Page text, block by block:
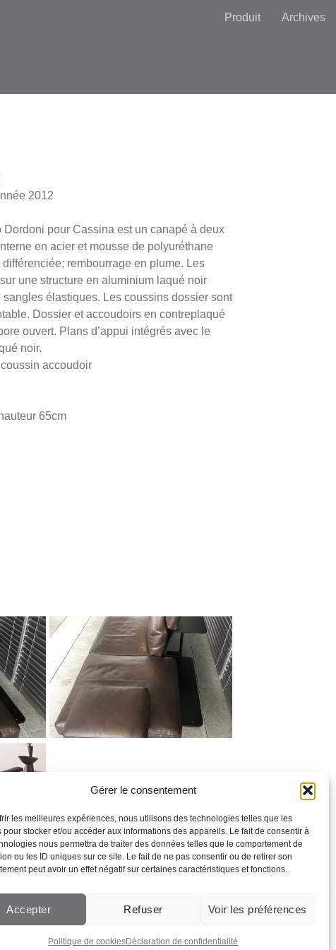
Gérer le consentement
les meilleures expériences, nous utilisons des technologies telles que les
pour stocker et/ou accéder aux informations des appareils. Le fait de consentir à
nous permettra de traiter des données telles que le comportement de
ou les ID uniques sur ce site. Le fait de ne pas consentir ou de retirer son
peut avoir un effet négatif sur certaines caractéristiques et fonctions.
Accepter Refuser Voir les préférences
Politique de cookiesDéclaration de confidentialité
Produit Archives
2012
pour Cassina est un canapé à deux
en acier et mousse de polyuréthane
rembourrage en plume. Les
une structure en aluminium laqué noir
élastiques. Les coussins dossier sont
Dossier et accoudoirs en contreplaqué
ouvert. Plans d’appui intégrés avec le
noir.
accoudoir
65cm
Création de site web Lausanne